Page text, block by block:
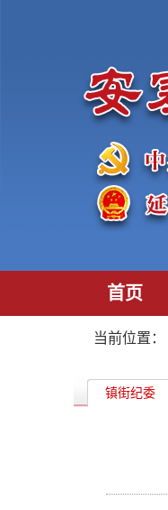
首页
当前位置：
镇街纪委